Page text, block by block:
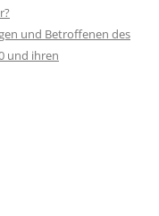
und Betroffenen des
und ihren